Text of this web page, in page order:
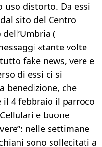
uso distorto. Da essi
sito del Centro
(
«tante volte
fake news, vere e
di essi ci si
benedizione, che
il 4 febbraio il parroco
e buone
nelle settimane
sono sollecitati a